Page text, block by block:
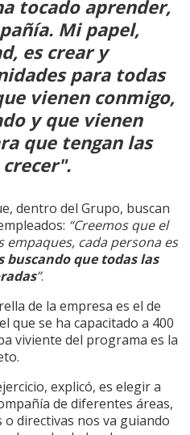
tocado aprender,
Mi papel,
es crear y
para todas
vienen conmigo,
y que vienen
que tengan las
dentro del Grupo, buscan
“Creemos que el
cada persona es
buscando que todas las
”.
de la empresa es el de
que se ha capacitado a 400
viviente del programa es la
explicó, es elegir a
de diferentes áreas,
directivas nos va guiando